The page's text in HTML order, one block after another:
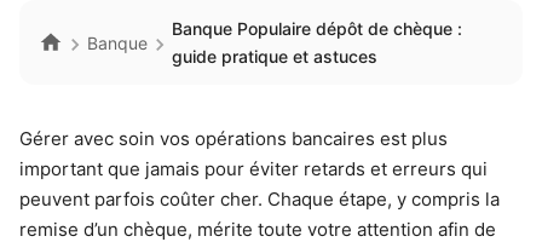
Banque
Banque Populaire dépôt de chèque :
guide pratique et astuces
Gérer avec soin vos opérations bancaires est plus
important que jamais pour éviter retards et erreurs qui
peuvent parfois coûter cher. Chaque étape, y compris la
remise d’un chèque, mérite toute votre attention afin de